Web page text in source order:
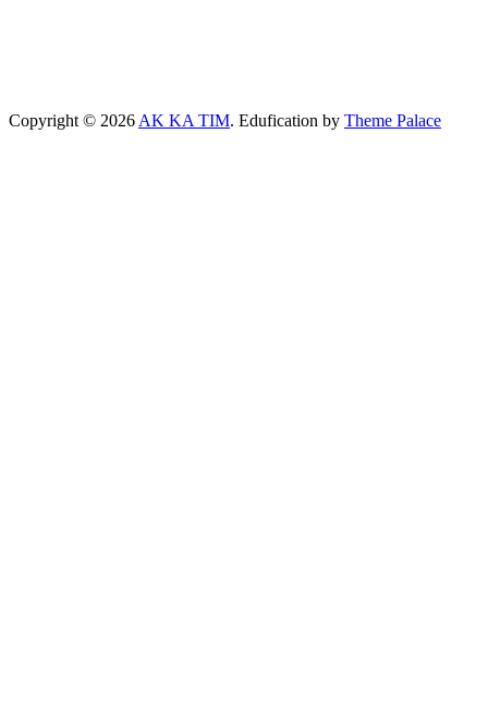
Copyright © 2026 AK KA TIM. Edufication by Theme Palace